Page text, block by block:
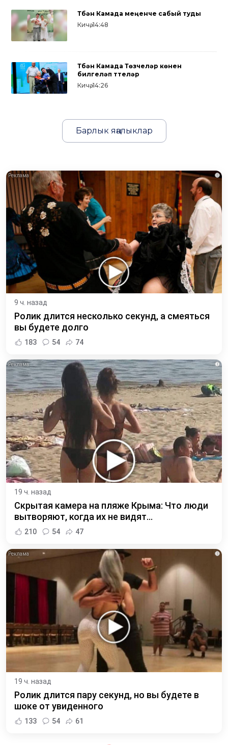
Түбән Камада меңенче сабый туды
Кичә, 14:48
Түбән Камада Төзүчеләр көнен
билгеләп үттеләр
Кичә, 14:26
Барлык яңалыклар
i
9 ч. назад
Ролик длится несколько секунд, а смеяться
вы будете долго
183 54 74
i
19 ч. назад
Скрытая камера на пляже Крыма: Что люди
вытворяют, когда их не видят...
210 54 47
i
19 ч. назад
Ролик длится пару секунд, но вы будете в
шоке от увиденного
133 54 61